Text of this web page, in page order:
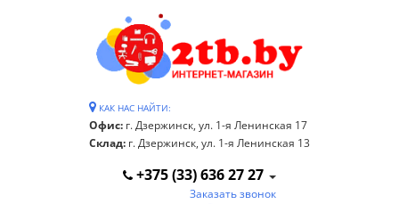
КАК НАС НАЙТИ:
Офис: г. Дзержинск, ул. 1-я Ленинская 17
Склад: г. Дзержинск, ул. 1-я Ленинская 13
+375 (33) 636 27 27
Заказать звонок